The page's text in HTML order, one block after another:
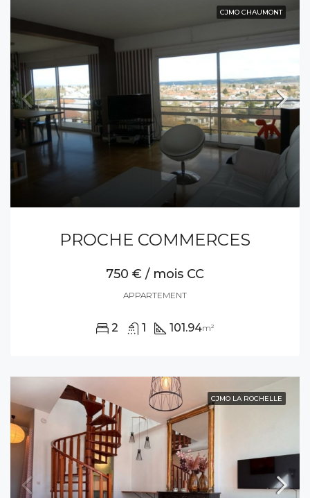
CJMO CHAUMONT
PROCHE COMMERCES
750 € / mois CC
APPARTEMENT
2 1 101.94m²
CJMO LA ROCHELLE